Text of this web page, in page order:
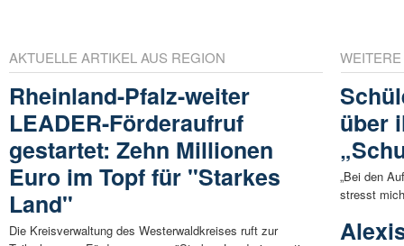
AKTUELLE ARTIKEL AUS REGION
Rheinland-Pfalz-weiter
LEADER-Förderaufruf
gestartet: Zehn Millionen
Euro im Topf für "Starkes
Land"
Die Kreisverwaltung des Westerwaldkreises ruft zur
über
„Bei den
stresst